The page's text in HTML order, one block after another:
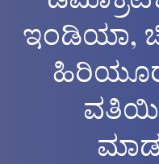
ಇಂಡಿಯಾ,